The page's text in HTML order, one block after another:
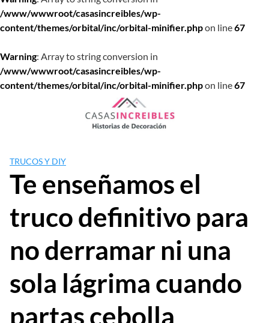
/www/wwwroot/casasincreibles/wp-
content/themes/orbital/inc/orbital-minifier.phpon line67
Warning: Array to string conversion in
/www/wwwroot/casasincreibles/wp-
content/themes/orbital/inc/orbital-minifier.phpon line67
TRUCOS Y DIY
Te enseñamos el
truco definitivo para
no derramar ni una
sola lágrima cuando
partas cebolla